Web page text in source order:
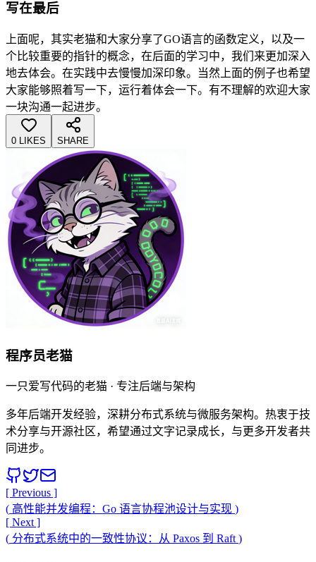
写在最后
上面呢，其实老猫和大家分享了GO语言的函数定义，以及一
个比较重要的指针的概念，在后面的学习中，我们来更加深入
地去体会。在实践中去慢慢加深印象。当然上面的例子也希望
大家能够照着写一下，运行着体会一下。有不理解的欢迎大家
一块沟通一起进步。
0 LIKES SHARE
程序员老猫
一只爱写代码的老猫 · 专注后端与架构
多年后端开发经验，深耕分布式系统与微服务架构。热衷于技
术分享与开源社区，希望通过文字记录成长，与更多开发者共
同进步。
[ Previous ]
( 高性能并发编程：Go 语言协程池设计与实现 )
[ Next ]
( 分布式系统中的一致性协议：从 Paxos 到 Raft)